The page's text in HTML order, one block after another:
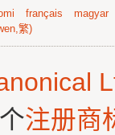
français
magyar
繁)
注册商